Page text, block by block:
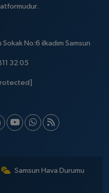
No:6 ilkadım Samsun
32 05
Samsun Hava Durumu